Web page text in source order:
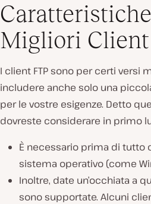
Migliori
I client FTP sono per certi versi
includere anche solo una
per le vostre esigenze. Detto
dovreste considerare in primo
È necessario prima di tutto
sistema operativo (come
Inoltre, date un’occhiata a
sono supportate. Alcuni